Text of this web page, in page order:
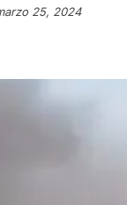
25, 2024